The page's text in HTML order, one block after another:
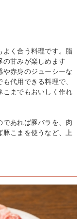
よく合う料理です。脂
の甘みが楽しめます
赤身のジューシーな
代用できる料理で、
こまでもおいしく作れ
あれば豚バラを、肉
こまを使うなど、上